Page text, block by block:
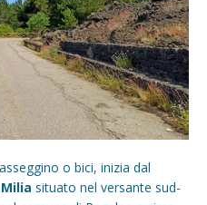
o bici, inizia dal
situato nel versante sud-